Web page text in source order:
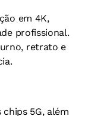
em 4K,
profissional.
retrato e
5G, além